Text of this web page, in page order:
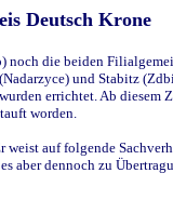
Deutsch Krone
die beiden
und Stabitz
errichtet. Ab diesem
worden.
weist auf folgende
dennoch zu